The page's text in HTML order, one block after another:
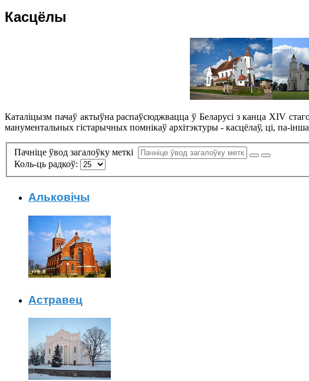
Касцёлы
Каталіцызм пачаў актыўна распаўсюджвацца ў Беларусі з канца XIV
манументальных гістарычных помнікаў архітэктуры - касцёлаў, ці, па-
Пачніце ўвод загалоўку меткі
Коль-ць радкоў:
Альковічы
Астравец